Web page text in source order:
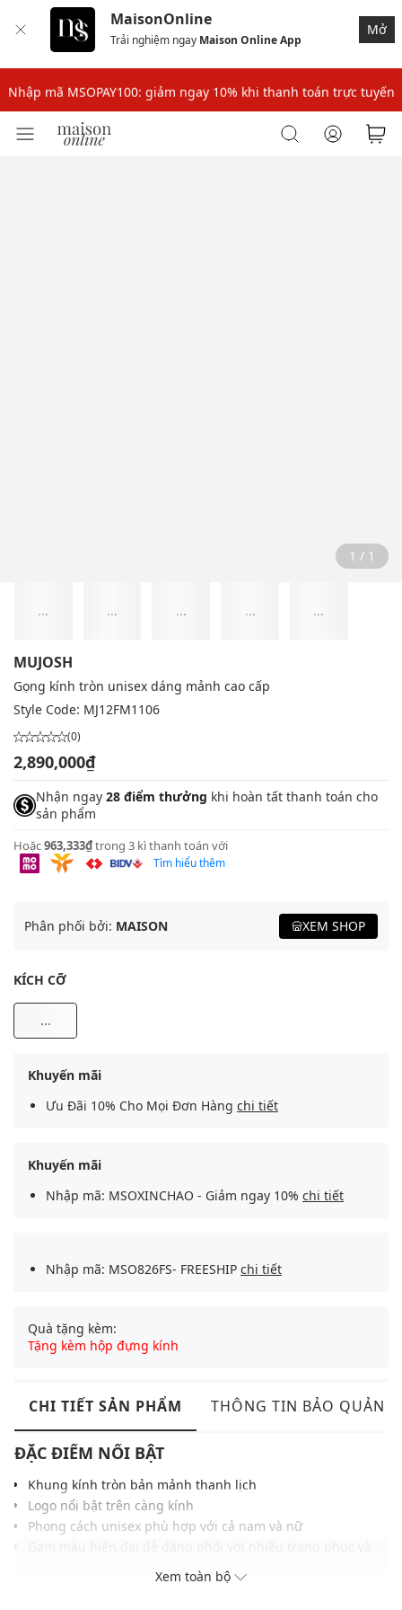
MaisonOnline
Trải nghiệm ngay Maison Online App
Mở
Nhập mã: MSOXINCHAO - Giảm 10% đơn đầu cho thành viên mới!
Nhập mã MSOPAY100: giảm ngay 10% khi thanh toán trực tuyến
Nhập mã: MSOXINCHAO - Giảm 10% đơn đầu cho thành viên mới!
1 / 1
... ... ... ... ...
MUJOSH
Gọng kính tròn unisex dáng mảnh cao cấp
Style Code: MJ12FM1106
(0)
2,890,000₫
Nhận ngay 28 điểm thưởng khi hoàn tất thanh toán cho
sản phẩm
Hoặc963,333₫trong 3 kì thanh toán với
Tìm hiểu thêm
Phân phối bởi: MAISON XEM SHOP
KÍCH CỠ
...
Khuyến mãi
Ưu Đãi 10% Cho Mọi Đơn Hàng chi tiết
Khuyến mãi
Nhập mã: MSOXINCHAO - Giảm ngay 10% chi tiết
Nhập mã: MSO826FS- FREESHIP chi tiết
Quà tặng kèm:
Tặng kèm hộp đựng kính
CHI TIẾT SẢN PHẨM THÔNG TIN BẢO QUẢN
ĐẶC ĐIỂM NỔI BẬT
Khung kính tròn bản mảnh thanh lịch
Logo nổi bật trên càng kính
Phong cách unisex phù hợp với cả nam và nữ
Xem toàn bộ